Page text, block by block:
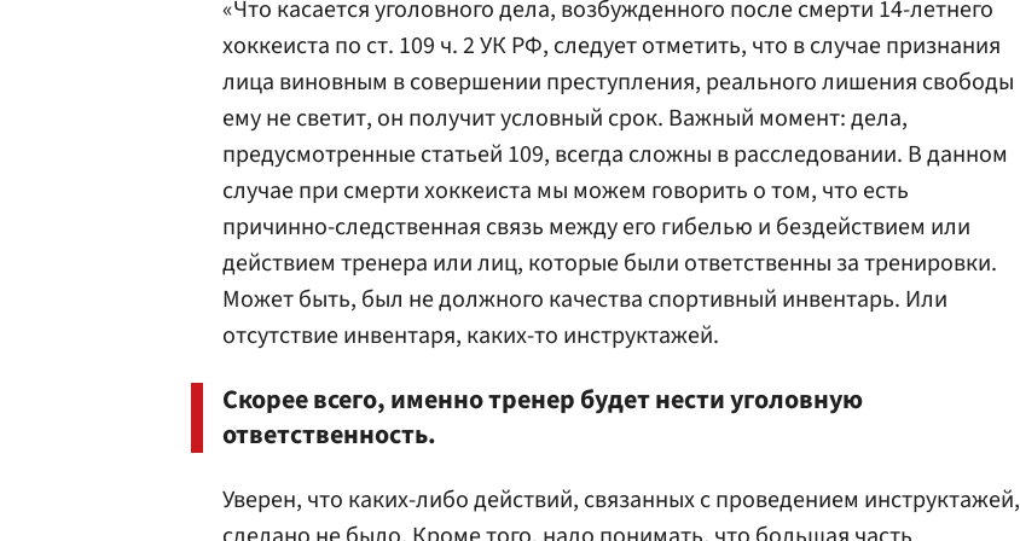
«Что касается уголовного дела, возбужденного после смерти 14-летнего
хоккеиста по ст. 109 ч. 2 УК РФ, следует отметить, что в случае признания
лица виновным в совершении преступления, реального лишения свободы
ему не светит, он получит условный срок. Важный момент: дела,
предусмотренные статьей 109, всегда сложны в расследовании. В данном
случае при смерти хоккеиста мы можем говорить о том, что есть
причинно-следственная связь между его гибелью и бездействием или
действием тренера или лиц, которые были ответственны за тренировки.
Может быть, был не должного качества спортивный инвентарь. Или
отсутствие инвентаря, каких-то инструктажей.
Скорее всего, именно тренер будет нести уголовную
ответственность.
Уверен, что каких-либо действий, связанных с проведением инструктажей,